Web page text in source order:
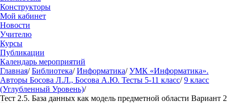
Конструкторы
Мой кабинет
Новости
Учителю
Курсы
Публикации
Календарь мероприятий
Главная/ Библиотека/ Информатика/ УМК «Информатика».
Авторы Босова Л.Л., Босова А.Ю. Тесты 5-11 класс/ 9 класс
(Углубленный Уровень)/
Тест 2.5. База данных как модель предметной области Вариант 2